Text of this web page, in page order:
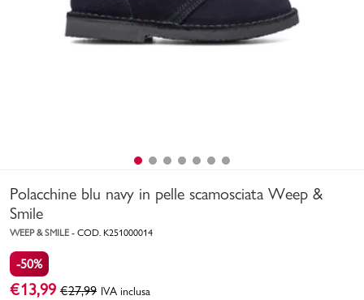
Bambino
Marchi
Polacchine blu navy in pelle scamosciata Weep &
Smile
WEEP & SMILE - COD. K251000014
-50%
€13,99 €27,99 IVA inclusa